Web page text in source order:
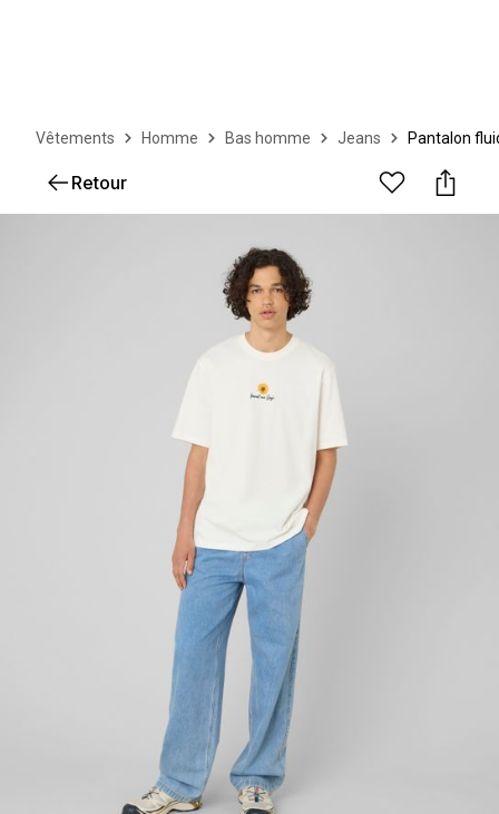
Vêtements Homme Bas homme Jeans Pantalon
Retour